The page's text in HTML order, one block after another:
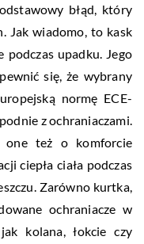
błąd, który
Jak wiadomo, to kask
podczas upadku. Jego
się, że wybrany
normę ECE-
z ochraniaczami.
one też o komforcie
ciepła ciała podczas
Zarówno kurtka,
ochraniacze w
kolana, łokcie czy